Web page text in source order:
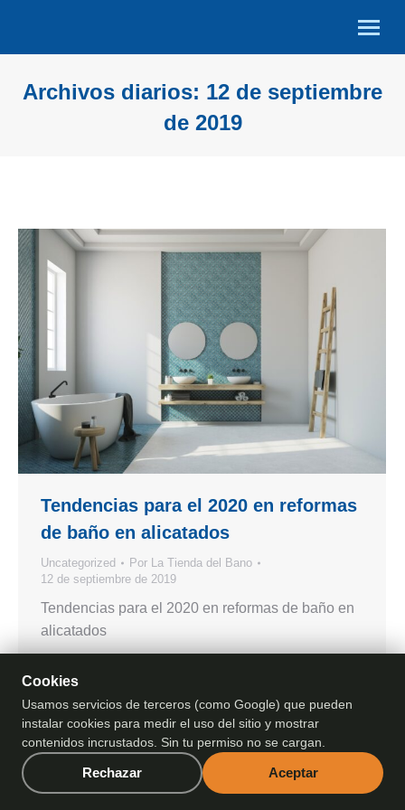
Archivos diarios: 12 de septiembre
de 2019
Tendencias para el 2020 en reformas
de baño en alicatados
Uncategorized Por La Tienda del Bano
12 de septiembre de 2019
Tendencias para el 2020 en reformas de baño en
alicatados
La Tienda del Baño | Todos los derechos reservados | Comercial
Ferrer 2005 S.L. |
Política de Privacidad| Aviso Legal
Cookies
Usamos servicios de terceros (como Google) que pueden
instalar cookies para medir el uso del sitio y mostrar
contenidos incrustados. Sin tu permiso no se cargan.
Rechazar Aceptar